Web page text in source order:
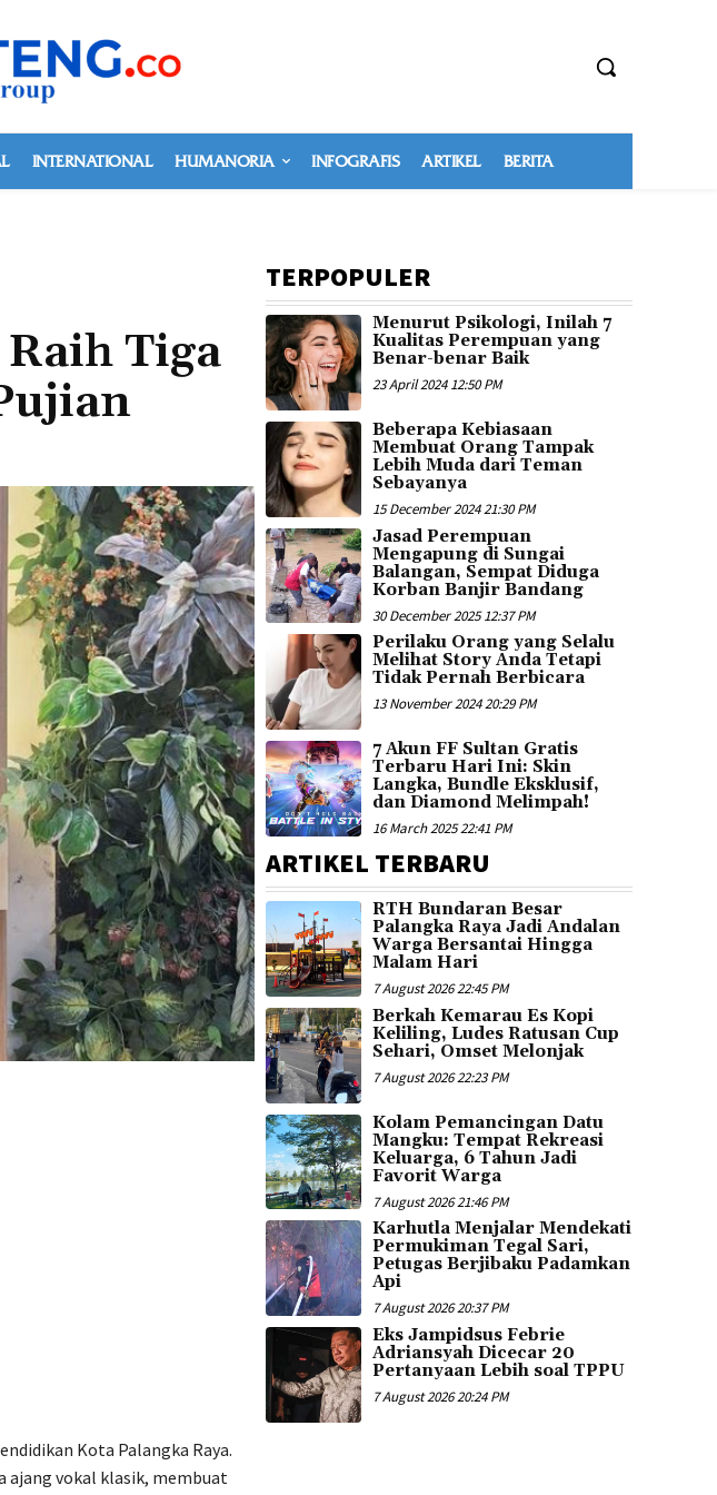
INTERNATIONAL HUMANORIA INFOGRAFIS ARTIKEL BERITA
Tiga
Kota Palangka Raya.
ajang vokal klasik, membuat
TERPOPULER
Menurut Psikologi, Inilah 7
Kualitas Perempuan yang
Benar-benar Baik
23 April 2024 12:50 PM
Beberapa Kebiasaan
Membuat Orang Tampak
Lebih Muda dari Teman
Sebayanya
15 December 2024 21:30 PM
Jasad Perempuan
Mengapung di Sungai
Balangan, Sempat Diduga
Korban Banjir Bandang
30 December 2025 12:37 PM
Perilaku Orang yang Selalu
Melihat Story Anda Tetapi
Tidak Pernah Berbicara
13 November 2024 20:29 PM
7 Akun FF Sultan Gratis
Terbaru Hari Ini: Skin
Langka, Bundle Eksklusif,
dan Diamond Melimpah!
16 March 2025 22:41 PM
ARTIKEL TERBARU
RTH Bundaran Besar
Palangka Raya Jadi Andalan
Warga Bersantai Hingga
Malam Hari
7 August 2026 22:45 PM
Berkah Kemarau Es Kopi
Keliling, Ludes Ratusan Cup
Sehari, Omset Melonjak
7 August 2026 22:23 PM
Kolam Pemancingan Datu
Mangku: Tempat Rekreasi
Keluarga, 6 Tahun Jadi
Favorit Warga
7 August 2026 21:46 PM
Karhutla Menjalar Mendekati
Permukiman Tegal Sari,
Petugas Berjibaku Padamkan
Api
7 August 2026 20:37 PM
Eks Jampidsus Febrie
Adriansyah Dicecar 20
Pertanyaan Lebih soal TPPU
7 August 2026 20:24 PM